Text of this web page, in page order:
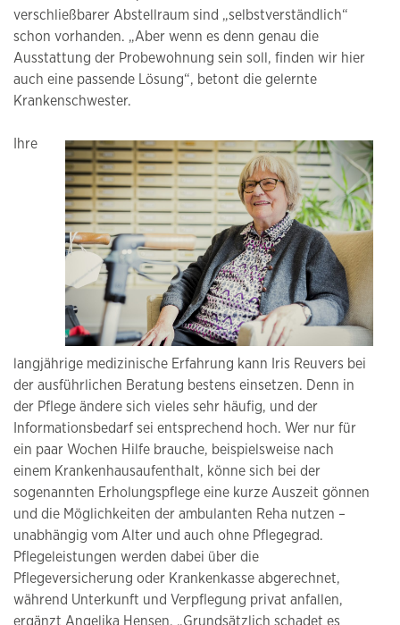
verschließbarer Abstellraum sind „selbstverständlich“
schon vorhanden. „Aber wenn es denn genau die
Ausstattung der Probewohnung sein soll, finden wir hier
auch eine passende Lösung“, betont die gelernte
Krankenschwester.
Ihre
langjährige medizinische Erfahrung kann Iris Reuvers bei
der ausführlichen Beratung bestens einsetzen. Denn in
der Pflege ändere sich vieles sehr häufig, und der
Informationsbedarf sei entsprechend hoch. Wer nur für
ein paar Wochen Hilfe brauche, beispielsweise nach
einem Krankenhausaufenthalt, könne sich bei der
sogenannten Erholungspflege eine kurze Auszeit gönnen
und die Möglichkeiten der ambulanten Reha nutzen –
unabhängig vom Alter und auch ohne Pflegegrad.
Pflegeleistungen werden dabei über die
Pflegeversicherung oder Krankenkasse abgerechnet,
während Unterkunft und Verpflegung privat anfallen,
ergänzt Angelika Hensen. „Grundsätzlich schadet es